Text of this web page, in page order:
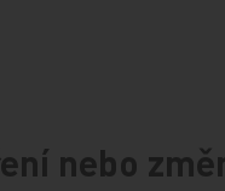
nebo